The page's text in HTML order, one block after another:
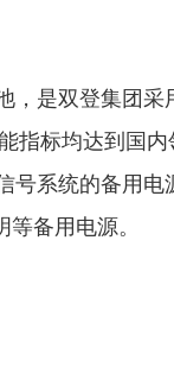
，是双登集团
指标均达到国
号系统的备用
备用电源。